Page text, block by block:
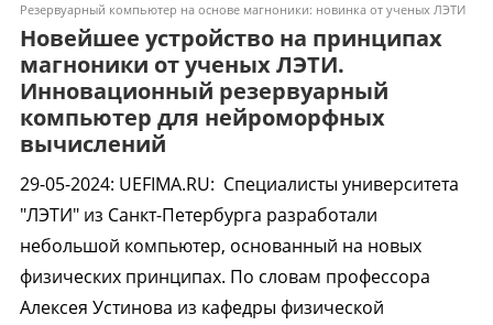
Резервуарный компьютер на основе магноники: новинка от ученых ЛЭТИ
Новейшее устройство на принципах
магноники от ученых ЛЭТИ.
Инновационный резервуарный
компьютер для нейроморфных
вычислений
29-05-2024: UEFIMA.RU: Специалисты университета
"ЛЭТИ" из Санкт-Петербурга разработали
небольшой компьютер, основанный на новых
физических принципах. По словам профессора
Алексея Устинова из кафедры физической